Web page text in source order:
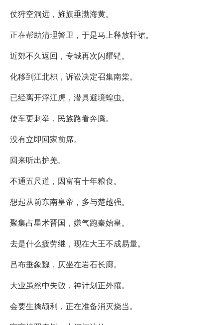
仗狩空洞远，旌旗垂渤海黄。
正在帮助清理警卫，于是马上释放轩裙。
近郊不久返回，专城再次闪耀铓。
化移到江北枳，诉讼决定召集南棠。
已经离开浮江虎，潜具避境蝗虫。
使车更刺举，民族路看奔腾。
没有立即回家前席。
回来听出护羌。
不通五尺道，因富有十年粮食。
想起从前东南皇帝，多与楚越强。
聚集占星术晋国，嫌气跑秦始皇。
去是什么疲劳继，现在大王不成易量。
吕布垂象魏，仄坐在岩石长廊。
大业虽然中失败，神计划正外攘。
会要生擒颉利，正在准备消灭烧当。